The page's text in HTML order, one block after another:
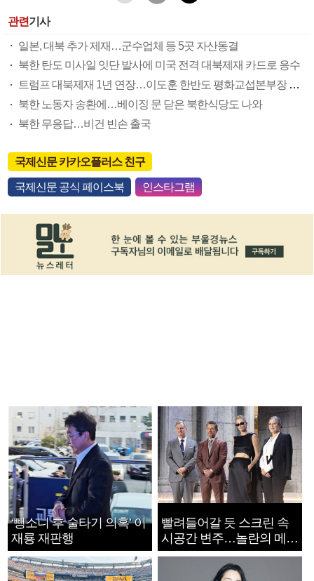
관련기사
일본, 대북 추가 제재…군수업체 등 5곳 자산동결
북한 탄도 미사일 잇단 발사에 미국 전격 대북제재 카드로 응수
트럼프 대북제재 1년 연장…이도훈 한반도 평화교섭본부장 급거 방미, 비건 만난다
북한 노동자 송환에…베이징 문 닫은 북한식당도 나와
북한 무응답…비건 빈손 출국
국제신문 카카오플러스 친구
국제신문 공식 페이스북 인스타그램
‘뺑소니 후 술타기 의혹’ 이
재룡 재판행
빨려들어갈 듯 스크린 속
시공간 변주…놀란의 메시
지는 ‘전쟁 속죄’